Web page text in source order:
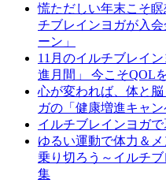
慌ただしい年末こそ
チブレインヨガが入
ーン」
11月のイルチブレイ
進月間」 今こそQOL
心が変われば、体と
ガの「健康増進キャ
イルチブレインヨガ
ゆるい運動で体力＆
乗り切ろう～イルチ
集